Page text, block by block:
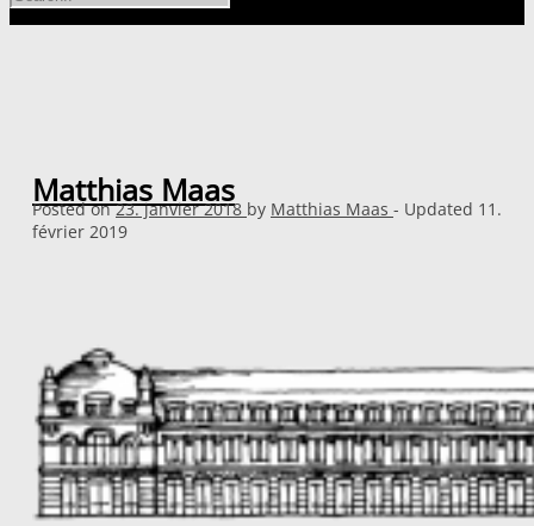
Matthias Maas
Posted on23. janvier 2018 by Matthias Maas - Updated 11.
février 2019